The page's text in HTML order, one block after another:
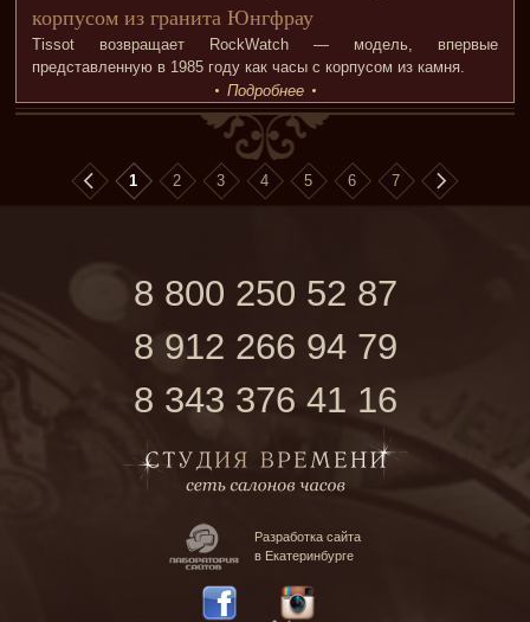
корпусом из гранита Юнгфрау
Tissot возвращает RockWatch — модель, впервые
представленную в 1985 году как часы с корпусом из камня.
Подробнее
1 2 3 4 5 6 7
8 800 250 52 87
8 912 266 94 79
8 343 376 41 16
Разработка сайта
в Екатеринбурге